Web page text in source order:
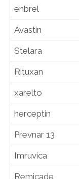
enbrel
Avastin
Stelara
Rituxan
xarelto
herceptin
Prevnar 13
Imruvica
Remicade